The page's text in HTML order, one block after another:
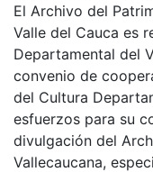
El Archivo del
Valle del Cauca es
Departamental del
convenio de
del Cultura
esfuerzos para su
divulgación del
Vallecaucana,